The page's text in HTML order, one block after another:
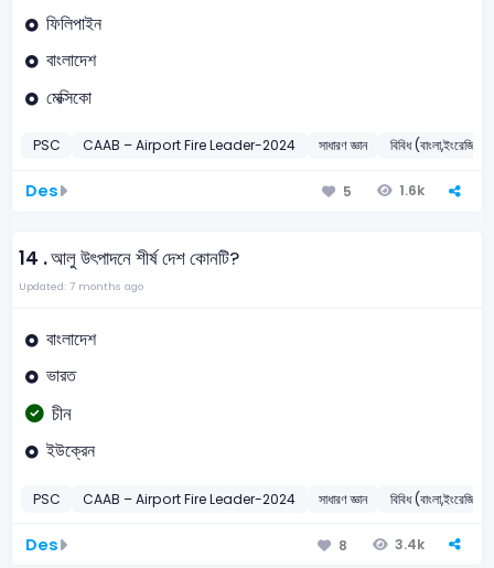
ফিলিপাইন
বাংলাদেশ
মেক্সিকো
PSC CAAB – Airport Fire Leader-2024 সাধারণ জ্ঞান বিবিধ
Des 5 1.6k
14 .আলু উৎপাদনে শীর্ষ দেশ কোনটি?
Updated: 7 months ago
বাংলাদেশ
ভারত
চীন
ইউক্রেন
PSC CAAB – Airport Fire Leader-2024 সাধারণ জ্ঞান বিবিধ
Des 8 3.4k